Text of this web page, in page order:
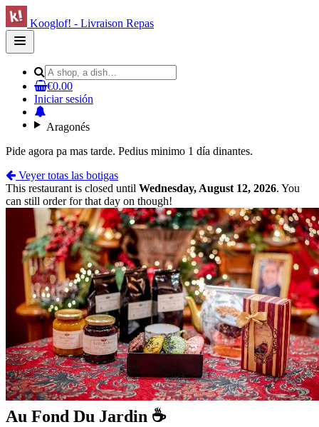
Kooglof! - Livraison Repas
Open
main
€0.00
Iniciar sesión
Aragonés
Pide agora pa mas tarde. Pedius minimo 1 día dinantes.
Veyer totas las botigas
This restaurant is closed until Wednesday, August 12, 2026. You
can still order for that day on though!
Au Fond Du Jardin ☕